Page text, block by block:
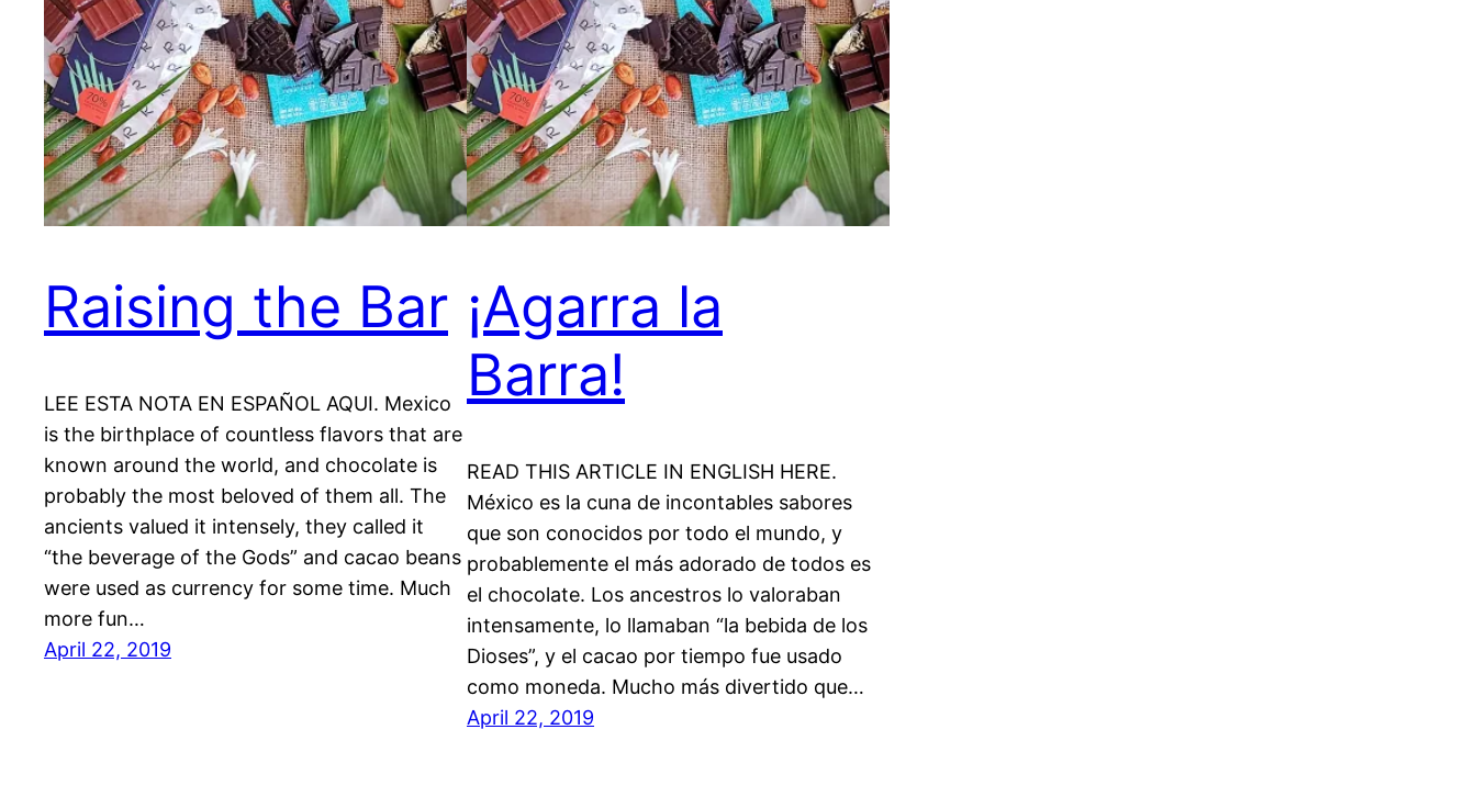
Raising the Bar
LEE ESTA NOTA EN ESPAÑOL AQUI. Mexico
is the birthplace of countless flavors that are
known around the world, and chocolate is
probably the most beloved of them all. The
ancients valued it intensely, they called it
“the beverage of the Gods” and cacao beans
were used as currency for some time. Much
more fun…
April 22, 2019
¡Agarra la
Barra!
READ THIS ARTICLE IN ENGLISH HERE.
México es la cuna de incontables sabores
que son conocidos por todo el mundo, y
probablemente el más adorado de todos es
el chocolate. Los ancestros lo valoraban
intensamente, lo llamaban “la bebida de los
Dioses”, y el cacao por tiempo fue usado
como moneda. Mucho más divertido que…
April 22, 2019